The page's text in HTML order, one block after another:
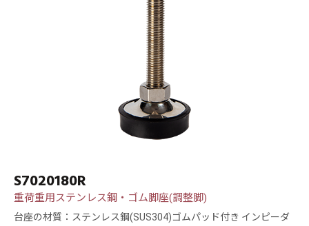
S7020180R
重荷重用ステンレス鋼・ゴム脚座(調整脚)
台座の材質：ステンレス鋼(SUS304)ゴムパッド付き インピーダ